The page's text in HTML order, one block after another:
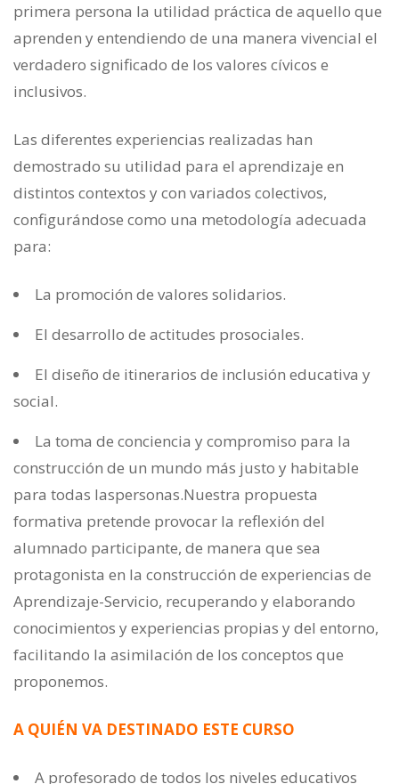
primera persona la utilidad práctica de aquello que
aprenden y entendiendo de una manera vivencial el
verdadero significado de los valores cívicos e
inclusivos.
Las diferentes experiencias realizadas han
demostrado su utilidad para el aprendizaje en
distintos contextos y con variados colectivos,
configurándose como una metodología adecuada
para:
La promoción de valores solidarios.
El desarrollo de actitudes prosociales.
El diseño de itinerarios de inclusión educativa y
social.
La toma de conciencia y compromiso para la
construcción de un mundo más justo y habitable
para todas laspersonas.Nuestra propuesta
formativa pretende provocar la reflexión del
alumnado participante, de manera que sea
protagonista en la construcción de experiencias de
Aprendizaje-Servicio, recuperando y elaborando
conocimientos y experiencias propias y del entorno,
facilitando la asimilación de los conceptos que
proponemos.
A QUIÉN VA DESTINADO ESTE CURSO
A profesorado de todos los niveles educativos